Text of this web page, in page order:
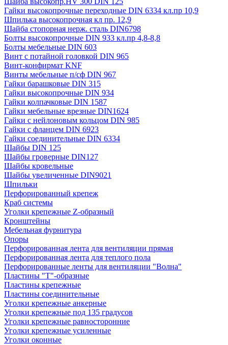
Гайки высокопрочные переходные DIN 6334 кл.пр 10,9
Шпилька высокопрочная кл пр. 12,9
Шайба стопорная нерж. сталь DIN6798
Болты высокопрочные DIN 933 кл.пр 4,8-8,8
Болты мебельные DIN 603
Винт с потайной головкой DIN 965
Винт-конфирмат KNF
Винты мебельные п/сф DIN 967
Гайки барашковые DIN 315
Гайки высокопрочные DIN 934
Гайки колпачковые DIN 1587
Гайки мебельные врезные DIN1624
Гайки с нейлоновым кольцом DIN 985
Гайки с фланцем DIN 6923
Гайки соединительные DIN 6334
Шайбы DIN 125
Шайбы гроверные DIN127
Шайбы кровельные
Шайбы увеличенные DIN9021
Шпильки
Перфорированный крепеж
Краб системы
Уголки крепежные Z-образный
Кронштейны
Мебельная фурнитура
Опоры
Перфорированная лента для вентиляции прямая
Перфорированная лента для теплого пола
Перфорированные ленты для вентиляции "Волна"
Пластины "Т"-образные
Пластины крепежные
Пластины соединительные
Уголки крепежные анкерные
Уголки крепежные под 135 градусов
Уголки крепежные равносторонние
Уголки крепежные усиленные
Уголки оконные